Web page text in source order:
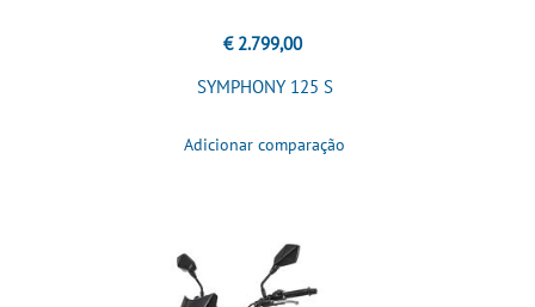
€ 2.799,00
SYMPHONY 125 S
Adicionar comparação